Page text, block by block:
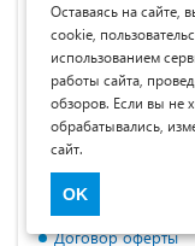
Рубрики журнала
Контрольные сроки
Порядок
Политика
и авторского права
Условия
Примеры
Договор оферты
Оставаясь на сайте,
cookie,
использованием
работы сайта,
обзоров. Если вы не
обрабатывались,
сайт.
OK